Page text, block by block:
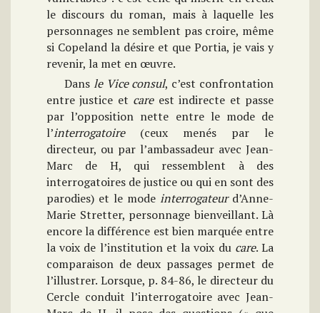
le discours du roman, mais à laquelle les
personnages ne semblent pas croire, même
si Copeland la désire et que Portia, je vais y
revenir, la met en œuvre.
Dans le Vice consul, c’est confrontation
entre justice et careest indirecte et passe
par l’opposition nette entre le mode de
l’interrogatoire(ceux menés par le
directeur, ou par l’ambassadeur avec Jean-
Marc de H, qui ressemblent à des
interrogatoires de justice ou qui en sont des
parodies) et le mode interrogateurd’Anne-
Marie Stretter, personnage bienveillant. Là
encore la différence est bien marquée entre
la voix de l’institution et la voix ducare. La
comparaison de deux passages permet de
l’illustrer. Lorsque, p. 84-86, le directeur du
Cercle conduit l’interrogatoire avec Jean-